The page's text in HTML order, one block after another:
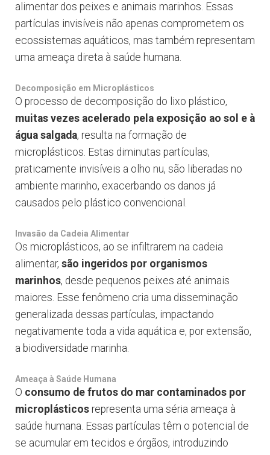
alimentar dos peixes e animais marinhos. Essas
partículas invisíveis não apenas comprometem os
ecossistemas aquáticos, mas também representam
uma ameaça direta à saúde humana.
Decomposição em Microplásticos
O processo de decomposição do lixo plástico,
muitas vezes acelerado pela exposição ao sol e à
água salgada, resulta na formação de
microplásticos. Estas diminutas partículas,
praticamente invisíveis a olho nu, são liberadas no
ambiente marinho, exacerbando os danos já
causados pelo plástico convencional.
Invasão da Cadeia Alimentar
Os microplásticos, ao se infiltrarem na cadeia
alimentar, são ingeridos por organismos
marinhos, desde pequenos peixes até animais
maiores. Esse fenômeno cria uma disseminação
generalizada dessas partículas, impactando
negativamente toda a vida aquática e, por extensão,
a biodiversidade marinha.
Ameaça à Saúde Humana
O consumo de frutos do mar contaminados por
microplásticos representa uma séria ameaça à
saúde humana. Essas partículas têm o potencial de
se acumular em tecidos e órgãos, introduzindo